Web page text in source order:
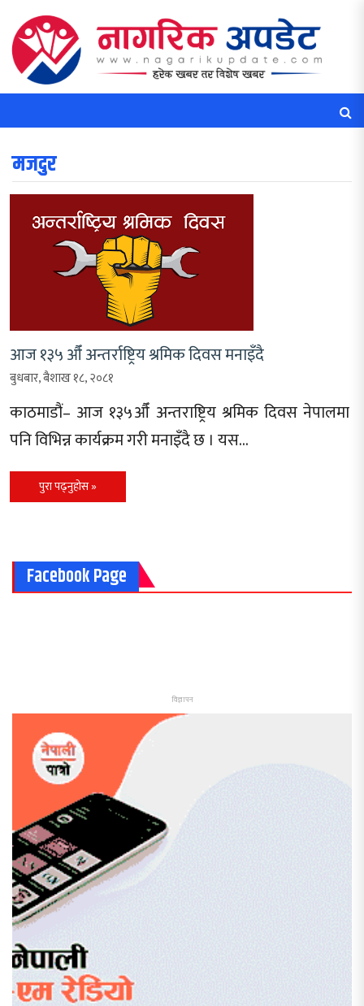
मजदुर
आज १३५ औँ अन्तर्राष्ट्रिय श्रमिक दिवस मनाइँदै
बुधबार, बैशाख १८, २०८१
काठमाडौं– आज १३५औँ अन्तराष्ट्रिय श्रमिक दिवस नेपालमा
पनि विभिन्न कार्यक्रम गरी मनाइँदै छ । यस…
पुरा पढ्नुहोस »
Facebook Page
विज्ञापन